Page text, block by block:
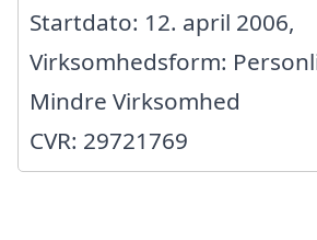
Startdato: 12. april 2006,
Virksomhedsform:
Mindre Virksomhed
CVR: 29721769